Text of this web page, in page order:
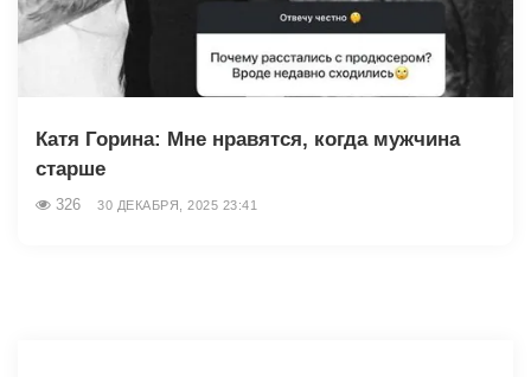
Катя Горина: Мне нравятся, когда мужчина
старше
326 30 ДЕКАБРЯ, 2025 23:41